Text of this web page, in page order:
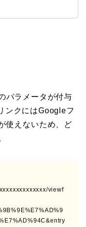
パラメータが付与
ンクにはGoogleフ
使えないため、ど
viewf